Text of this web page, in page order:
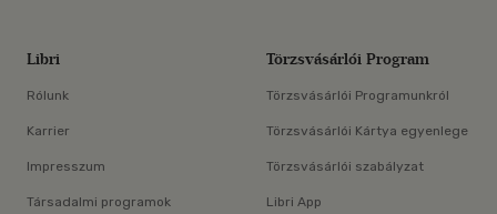
Libri
Rólunk
Karrier
Impresszum
Társadalmi programok
Törzsvásárlói Program
Törzsvásárlói Programunkról
Törzsvásárlói Kártya egyenlege
Törzsvásárlói szabályzat
Libri App